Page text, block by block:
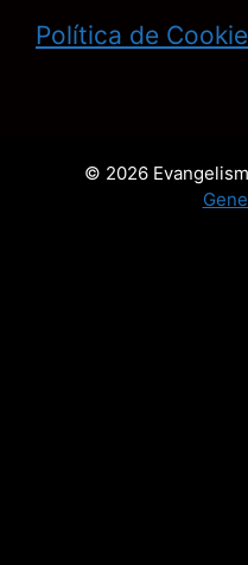
Política de
© 2026